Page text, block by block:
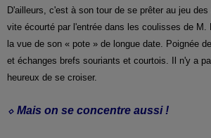
D'ailleurs, c'est à son tour de se prêter au jeu des
vite écourté par l'entrée dans les coulisses de M.
la vue de son « pote » de longue date. Poignée
et échanges brefs souriants et courtois. Il n'y a
heureux de se croiser.
⬦ Mais on se concentre aussi !